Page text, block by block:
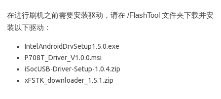
在进行刷机之前需要安装驱动，请在 /FlashTool 文件夹下载并安
装以下驱动：
IntelAndroidDrvSetup1.5.0.exe
P708T_Driver_V1.0.0.msi
iSocUSB-Driver-Setup-1.0.4.zip
xFSTK_downloader_1.5.1.zip